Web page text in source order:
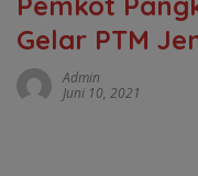
Gelar PTM
Admin
Juni 10, 2021